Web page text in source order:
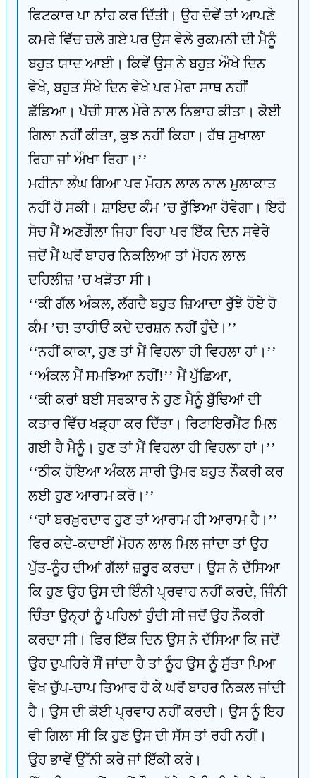
ਫਿਟਕਾਰ ਪਾ ਨਾਂਹ ਕਰ ਦਿੱਤੀ। ਉਹ ਦੋਵੇਂ ਤਾਂ ਆਪਣੇ
ਕਮਰੇ ਵਿੱਚ ਚਲੇ ਗਏ ਪਰ ਉਸ ਵੇਲੇ ਰੁਕਮਨੀ ਦੀ ਮੈਨੂੰ
ਬਹੁਤ ਯਾਦ ਆਈ। ਕਿਵੇਂ ਉਸ ਨੇ ਬਹੁਤ ਔਖੇ ਦਿਨ
ਵੇਖੇ, ਬਹੁਤ ਸੌਖੇ ਦਿਨ ਵੇਖੇ ਪਰ ਮੇਰਾ ਸਾਥ ਨਹੀਂ
ਛੱਡਿਆ। ਪੱਚੀ ਸਾਲ ਮੇਰੇ ਨਾਲ ਨਿਭਾਹ ਕੀਤਾ। ਕੋਈ
ਗਿਲਾ ਨਹੀਂ ਕੀਤਾ, ਕੁਝ ਨਹੀਂ ਕਿਹਾ। ਹੱਥ ਸੁਖਾਲਾ
ਰਿਹਾ ਜਾਂ ਔਖਾ ਰਿਹਾ।’’
ਮਹੀਨਾ ਲੰਘ ਗਿਆ ਪਰ ਮੋਹਨ ਲਾਲ ਨਾਲ ਮੁਲਾਕਾਤ
ਨਹੀਂ ਹੋ ਸਕੀ। ਸ਼ਾਇਦ ਕੰਮ ’ਚ ਰੁੱਝਿਆ ਹੋਵੇਗਾ। ਇਹੋ
ਸੋਚ ਮੈਂ ਅਣਗੌਲਾ ਜਿਹਾ ਰਿਹਾ ਪਰ ਇੱਕ ਦਿਨ ਸਵੇਰੇ
ਜਦੋਂ ਮੈਂ ਘਰੋਂ ਬਾਹਰ ਨਿਕਲਿਆ ਤਾਂ ਮੋਹਨ ਲਾਲ
ਦਹਿਲੀਜ਼ ’ਚ ਖੜੋਤਾ ਸੀ।
‘‘ਕੀ ਗੱਲ ਅੰਕਲ, ਲੱਗਦੈ ਬਹੁਤ ਜ਼ਿਆਦਾ ਰੁੱਝੇ ਹੋਏ ਹੋ
ਕੰਮ ’ਚ! ਤਾਹੀਓਂ ਕਦੇ ਦਰਸ਼ਨ ਨਹੀਂ ਹੁੰਦੇ।’’
‘‘ਨਹੀਂ ਕਾਕਾ, ਹੁਣ ਤਾਂ ਮੈਂ ਵਿਹਲਾ ਹੀ ਵਿਹਲਾ ਹਾਂ।’’
‘‘ਅੰਕਲ ਮੈਂ ਸਮਝਿਆ ਨਹੀਂ!’’ ਮੈਂ ਪੁੱਛਿਆ,
‘‘ਕੀ ਕਰਾਂ ਬਈ ਸਰਕਾਰ ਨੇ ਹੁਣ ਮੈਨੂੰ ਬੁੱਢਿਆਂ ਦੀ
ਕਤਾਰ ਵਿੱਚ ਖੜ੍ਹਾ ਕਰ ਦਿੱਤਾ। ਰਿਟਾਇਰਮੈਂਟ ਮਿਲ
ਗਈ ਹੈ ਮੈਨੂੰ। ਹੁਣ ਤਾਂ ਮੈਂ ਵਿਹਲਾ ਹੀ ਵਿਹਲਾ ਹਾਂ।’’
‘‘ਠੀਕ ਹੋਇਆ ਅੰਕਲ ਸਾਰੀ ਉਮਰ ਬਹੁਤ ਨੌਕਰੀ ਕਰ
ਲਈ ਹੁਣ ਆਰਾਮ ਕਰੋ।’’
‘‘ਹਾਂ ਬਰਖ਼ੁਰਦਾਰ ਹੁਣ ਤਾਂ ਆਰਾਮ ਹੀ ਆਰਾਮ ਹੈ।’’
ਫਿਰ ਕਦੇ-ਕਦਾਈਂ ਮੋਹਨ ਲਾਲ ਮਿਲ ਜਾਂਦਾ ਤਾਂ ਉਹ
ਪੁੱਤ-ਨੂੰਹ ਦੀਆਂ ਗੱਲਾਂ ਜ਼ਰੂਰ ਕਰਦਾ। ਉਸ ਨੇ ਦੱਸਿਆ
ਕਿ ਹੁਣ ਉਹ ਉਸ ਦੀ ਇੰਨੀ ਪ੍ਰਵਾਹ ਨਹੀਂ ਕਰਦੇ, ਜਿੰਨੀ
ਚਿੰਤਾ ਉਨ੍ਹਾਂ ਨੂੰ ਪਹਿਲਾਂ ਹੁੰਦੀ ਸੀ ਜਦੋਂ ਉਹ ਨੌਕਰੀ
ਕਰਦਾ ਸੀ। ਫਿਰ ਇੱਕ ਦਿਨ ਉਸ ਨੇ ਦੱਸਿਆ ਕਿ ਜਦੋਂ
ਉਹ ਦੁਪਹਿਰੇ ਸੌਂ ਜਾਂਦਾ ਹੈ ਤਾਂ ਨੂੰਹ ਉਸ ਨੂੰ ਸੁੱਤਾ ਪਿਆ
ਵੇਖ ਚੁੱਪ-ਚਾਪ ਤਿਆਰ ਹੋ ਕੇ ਘਰੋਂ ਬਾਹਰ ਨਿਕਲ ਜਾਂਦੀ
ਹੈ। ਉਸ ਦੀ ਕੋਈ ਪ੍ਰਵਾਹ ਨਹੀਂ ਕਰਦੀ। ਉਸ ਨੂੰ ਇਹ
ਵੀ ਗਿਲਾ ਸੀ ਕਿ ਹੁਣ ਉਸ ਦੀ ਸੱਸ ਤਾਂ ਰਹੀ ਨਹੀਂ।
ਉਹ ਭਾਵੇਂ ਉੱਨੀ ਕਰੇ ਜਾਂ ਇੱਕੀ ਕਰੇ।